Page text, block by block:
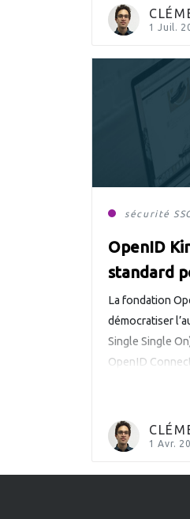
chargé de la
simplification,
1 Juil.
sécurité
OpenID
standard
l’adoption
utilisateurs
La fondation
démocratiser
Single Single
OpenID
C’est un fait
ludification des
1 Avr.